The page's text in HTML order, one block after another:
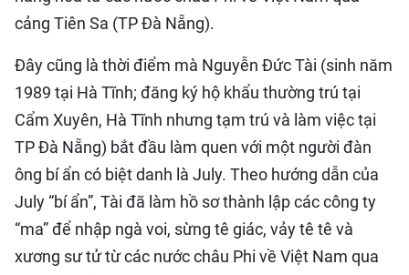
cảng Tiên Sa (TP Đà Nẵng).
Đây cũng là thời điểm mà Nguyễn Đức Tài (sinh năm
1989 tại Hà Tĩnh; đăng ký hộ khẩu thường trú tại
Cẩm Xuyên, Hà Tĩnh nhưng tạm trú và làm việc tại
TP Đà Nẵng) bắt đầu làm quen với một người đàn
ông bí ẩn có biệt danh là July. Theo hướng dẫn của
July “bí ẩn”, Tài đã làm hồ sơ thành lập các công ty
“ma” để nhập ngà voi, sừng tê giác, vảy tê tê và
xương sư tử từ các nước châu Phi về Việt Nam qua